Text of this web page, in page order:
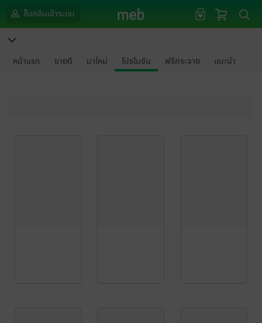
ล็อกอินเข้าระบบ
หน้าแรก ขายดี มาใหม่ โปรโมชัน ฟรีกระจาย แนะนำ